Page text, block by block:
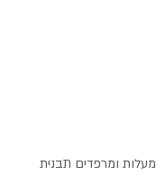
1. מחממים תנור ל170 מעלות ומרפדים תבנית